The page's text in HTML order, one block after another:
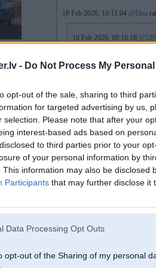
- Do Not Process My
opt-out of the sale, sharing to third
for targeted advertising by us,
selection. Please note that after your
interest-based ads based on
to third parties prior to your
of your personal information by
This information may also be disclosed
Participants that may further disclose it
Data Processing Opt Outs
opt-out of the Sharing of my personal
18 Feb 2026, 10:11:04 @Elna
18 Feb 2026, 08:16:18
Te jau puse dziivnieku grib
Nemīz, es uz to bomžatņiku vairs
[ Šo ziņu laboja 520i, 18 Feb 2026,
18. Feb 2026, 10:24